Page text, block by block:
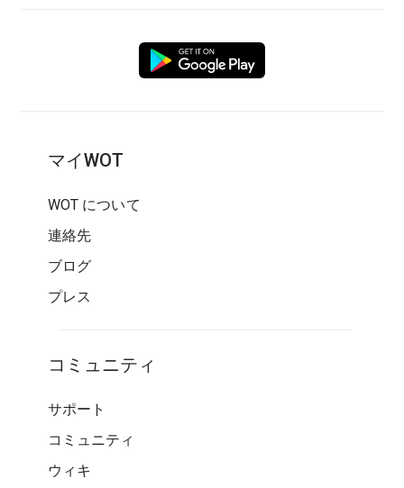
マイWOT
WOT について
連絡先
ブログ
プレス
コミュニティ
サポート
コミュニティ
ウィキ